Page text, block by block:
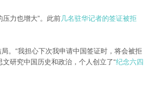
力也增大”。此前几名驻华记者的签证被拒
。“我担心下次我申请中国签证时，将会被拒
研究中国历史和政治，个人创立了“纪念六四